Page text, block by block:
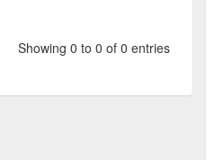
Showing 0 to 0 of 0 entries